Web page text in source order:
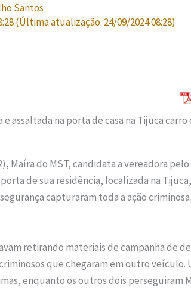
Santos
(Última atualização: 24/09/2024 08:28)
Maíra do MST, candidata a vereadora
de sua residência, localizada na
capturaram toda a ação
retirando materiais de campanha de
que chegaram em outro veículo.
enquanto os outros dois perseguiram